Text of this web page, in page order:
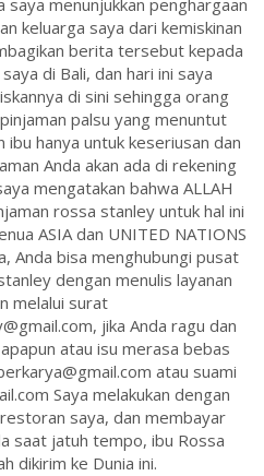
menunjukkan penghargaan
keluarga saya dari kemiskinan
berita tersebut kepada
di Bali, dan hari ini saya
di sini sehingga orang
palsu yang menuntut
hanya untuk keseriusan dan
Anda akan ada di rekening
mengatakan bahwa ALLAH
rossa stanley untuk hal ini
ASIA dan UNITED NATIONS
Anda bisa menghubungi pusat
dengan menulis layanan
melalui surat
jika Anda ragu dan
atau isu merasa bebas
atau suami
Saya melakukan dengan
saya, dan membayar
saat jatuh tempo, ibu Rossa
dikirim ke Dunia ini.